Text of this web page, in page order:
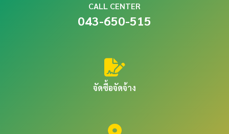
CALL CENTER
043-650-515
จัดซื้อจัดจ้าง